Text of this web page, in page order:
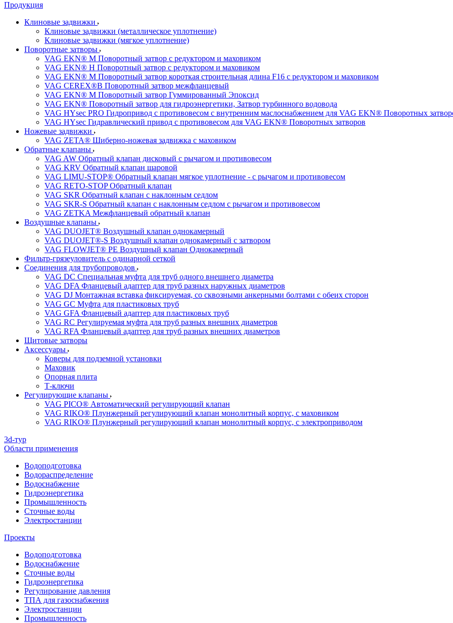
Продукция
Клиновые задвижки
Клиновые задвижки (металлическое уплотнение)
Клиновые задвижки (мягкое уплотнение)
Поворотные затворы
VAG EKN® M Поворотный затвор с редуктором и маховиком
VAG EKN® H Поворотный затвор с редуктором и маховиком
VAG EKN® M Поворотный затвор короткая строительная длина F16 с редуктором и маховиком
VAG CEREX®B Поворотный затвор межфланцевый
VAG EKN® M Поворотный затвор Гуммированный Эпоксид
VAG EKN® Поворотный затвор для гидроэнергетики, Затвор турбинного водовода
VAG HYsec PRO Гидропривод с противовесом с внутренним маслоснабжением для VAG EKN® Поворотных
VAG HYsec Гидравлический привод с противовесом для VAG EKN® Поворотных затворов
Ножевые задвижки
VAG ZETA® Шиберно-ножевая задвижка с маховиком
Обратные клапаны
VAG AW Обратный клапан дисковый с рычагом и противовесом
VAG KRV Обратный клапан шаровой
VAG LIMU-STOP® Обратный клапан мягкое уплотнение - с рычагом и противовесом
VAG RETO-STOP Обратный клапан
VAG SKR Обратный клапан с наклонным седлом
VAG SKR-S Обратный клапан с наклонным седлом с рычагом и противовесом
VAG ZETKA Межфланцевый обратный клапан
Воздушные клапаны
VAG DUOJET® Воздушный клапан однокамерный
VAG DUOJET®-S Воздушный клапан однокамерный с затвором
VAG FLOWJET® PE Воздушный клапан Однокамерный
Фильтр-грязеуловитель с одинарной сеткой
Соединения для трубопроводов
VAG DC Специальная муфта для труб одного внешнего диаметра
VAG DFA Фланцевый адаптер для труб разных наружных диаметров
VAG DJ Монтажная вставка фиксируемая, со сквозными анкерными болтами с обеих сторон
VAG GC Муфта для пластиковых труб
VAG GFA Фланцевый адаптер для пластиковых труб
VAG RC Регулируемая муфта для труб разных внешних диаметров
VAG RFA Фланцевый адаптер для труб разных внешних диаметров
Щитовые затворы
Аксессуары
Коверы для подземной установки
Маховик
Опорная плита
Т-ключи
Регулирующие клапаны
VAG PICO® Автоматический регулирующий клапан
VAG RIKO® Плунжерный регулирующий клапан монолитный корпус, с маховиком
VAG RIKO® Плунжерный регулирующий клапан монолитный корпус, с электроприводом
3d-тур
Области применения
Водоподготовка
Водораспределение
Водоснабжение
Гидроэнергетика
Промышленность
Сточные воды
Электростанции
Проекты
Водоподготовка
Водоснабжение
Сточные воды
Гидроэнергетика
Регулирование давления
ТПА для газоснабжения
Электростанции
Промышленность